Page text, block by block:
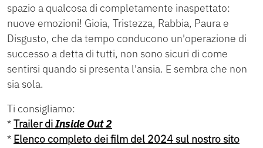
spazio a qualcosa di completamente inaspettato:
nuove emozioni! Gioia, Tristezza, Rabbia, Paura e
Disgusto, che da tempo conducono un'operazione di
successo a detta di tutti, non sono sicuri di come
sentirsi quando si presenta l'ansia. E sembra che non
sia sola.
Ti consigliamo:
*Trailer diInside Out 2
* Elenco completo dei film del 2024 sul nostro sito